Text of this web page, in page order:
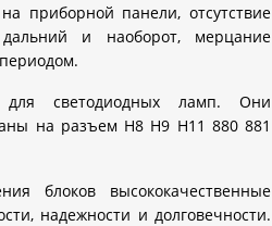
приборной панели, отсутствие
и наоборот, мерцание
для светодиодных ламп. Они
на разъем H8 H9 H11 880 881
блоков высококачественные
надежности и долговечности.